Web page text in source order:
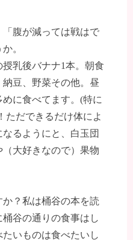
腹が減っては戦はで
。
乳後バナナ1本。朝食
豆、野菜その他。昼
に食べてます。(特に
ただできるだけ体によ
るようにと、白玉団
大好きなので）果物
？私は桶谷の本を読
谷の通りの食事はし
いものは食べたいし